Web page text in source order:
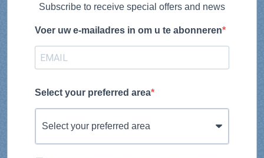
Subscribe to receive special offers and news
Voer uw e-mailadres in om u te abonneren
Select your preferred area